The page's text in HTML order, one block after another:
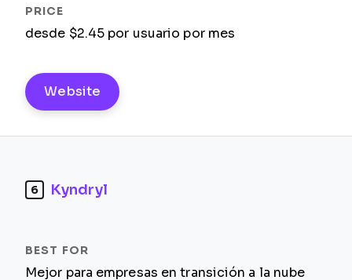
desde $2.45 por usuario por mes
Website
6 Kyndryl
Mejor para empresas en transición a la nube